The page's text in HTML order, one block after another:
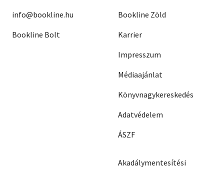
info@bookline.hu
Bookline Bolt
Bookline Zöld
Karrier
Impresszum
Médiaajánlat
Könyvnagykereskedés
Adatvédelem
ÁSZF
Akadálymentesítési